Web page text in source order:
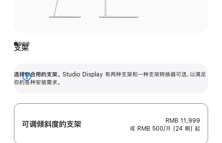
支架
选择你合用的支架。 Studio Display 有两种支架和一种支架转换器可选，以满足
你的各种安装需求。
展
可调倾斜度的支架
RMB 11,999
或 RMB 500/月 (24 期) 起